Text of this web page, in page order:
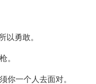
以勇敢。
。
你一个人去面对。